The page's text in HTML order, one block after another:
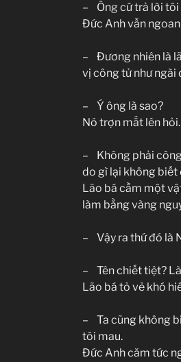
– Ông cứ trả lời tôi
Đức Anh vẫn
– Đương nhiên là
vị công tử như ngài
– Ý ông là sao?
Nó trợn mắt lên hỏi.
– Không phải công
do gì lại không biết
Lão bá cầm một
làm bằng vàng
– Vậy ra thứ đó là
– Tên chiết tiệt?
Lão bá tỏ vẻ khó
– Ta cũng không
tôi mau.
Đức Anh căm tức